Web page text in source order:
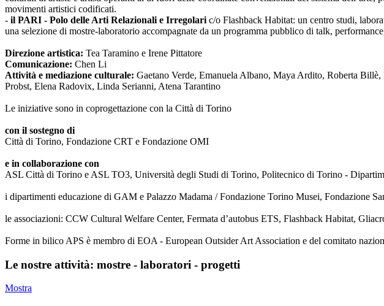
movimenti artistici codificati.
- il PARI - Polo delle Arti Relazionali e Irregolari c/o Flashback Habitat: un centro studi,
una selezione di mostre-laboratorio accompagnate da un programma pubblico di talk,
Direzione artistica: Tea Taramino e Irene Pittatore
Comunicazione: Chen Li
Attività e mediazione culturale: Gaetano Verde, Emanuela Albano, Maya Ardito, Roberta
Probst, Elena Radovix, Linda Serianni, Atena Tarantino
Le iniziative sono in coprogettazione con la Città di Torino
con il sostegno di
Città di Torino, Fondazione CRT e Fondazione OMI
e in collaborazione con
ASL Città di Torino e ASL TO3, Università degli Studi di Torino, Politecnico di Torino -
i dipartimenti educazione di GAM e Palazzo Madama / Fondazione Torino Musei, Fondazione
le associazioni: CCW Cultural Welfare Center, Fermata d’autobus ETS, Flashback Habitat,
Forme in bilico APS è membro di EOA - European Outsider Art Association e del comitato
Le nostre attività: mostre - laboratori - progetti
Mostra